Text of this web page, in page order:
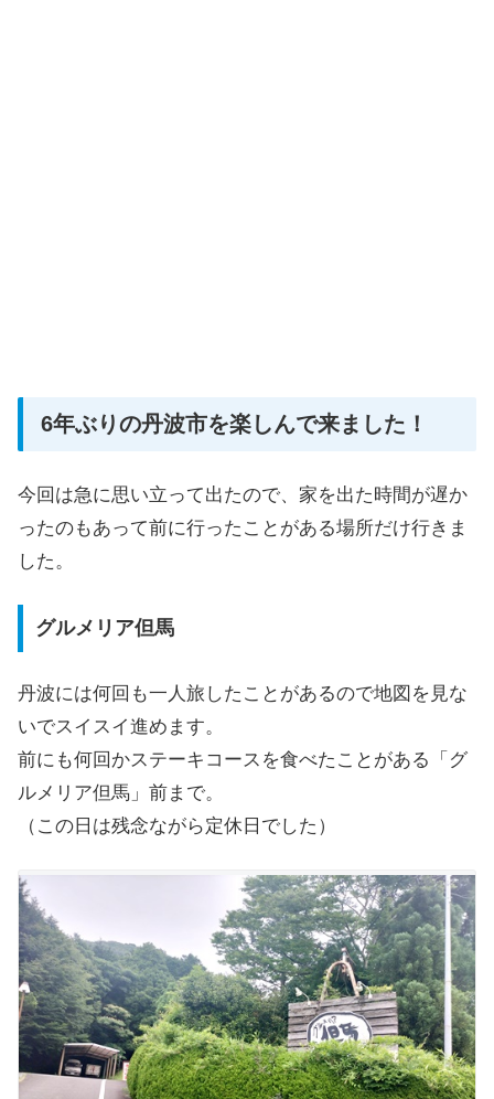
6年ぶりの丹波市を楽しんで来ました！
今回は急に思い立って出たので、家を出た時間が遅か
ったのもあって前に行ったことがある場所だけ行きま
した。
グルメリア但馬
丹波には何回も一人旅したことがあるので地図を見な
いでスイスイ進めます。
前にも何回かステーキコースを食べたことがある「グ
ルメリア但馬」前まで。
（この日は残念ながら定休日でした）